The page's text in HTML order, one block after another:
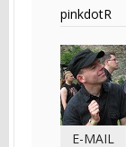
pinkdotR
E-MAIL